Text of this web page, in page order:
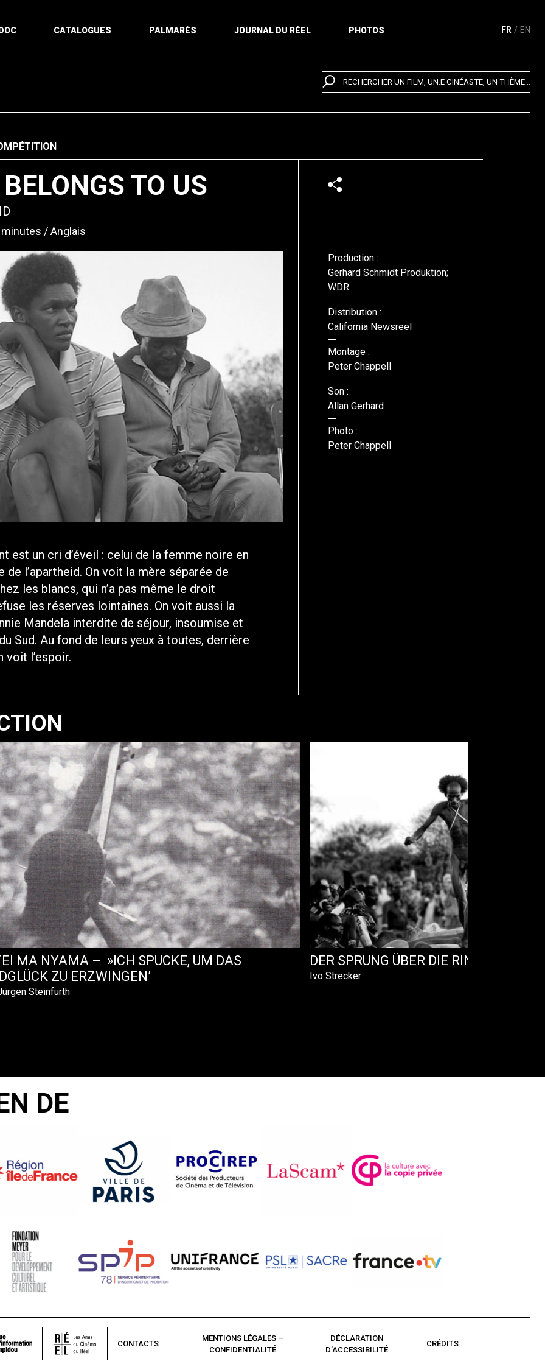
FR EN
CATALOGUES PALMARÈS JOURNAL DU RÉEL PHOTOS
RECHERCHER UN FILM, UN.E CINÉASTE, UN THÈME...
TO US
Anglais
est un cri d’éveil : celui de la femme noire en
l’apartheid. On voit la mère séparée de
les blancs, qui n’a pas même le droit
les réserves lointaines. On voit aussi la
Mandela interdite de séjour, insoumise et
Sud. Au fond de leurs yeux à toutes, derrière
l’espoir.
Production :
Gerhard Schmidt Produktion;
WDR
Distribution :
California Newsreel
Montage :
Peter Chappell
Son :
Allan Gerhard
Photo :
Peter Chappell
MA NYAMA – »ICH SPUCKE, UM DAS
ZU ERZWINGEN’
Steinfurth
DER SPRUNG ÜBER DIE RINDER
Ivo Strecker
DE
CONTACTS
MENTIONS LÉGALES –
CONFIDENTIALITÉ
DÉCLARATION
D’ACCESSIBILITÉ
CRÉDITS